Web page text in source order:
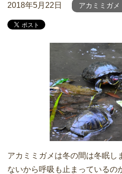
2018年5月22日 アカミミガメ
アカミミガメは冬の間は冬眠し
ないから呼吸も止まっているの